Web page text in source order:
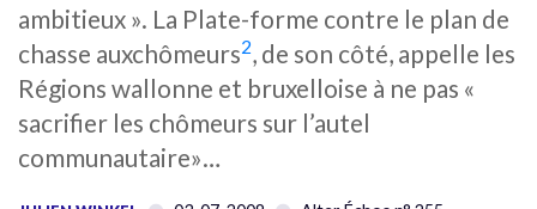
ambitieux ». La Plate-forme contre le plan de
chasse auxchômeurs2, de son côté, appelle les
Régions wallonne et bruxelloise à ne pas «
sacrifier les chômeurs sur l’autel
communautaire»…